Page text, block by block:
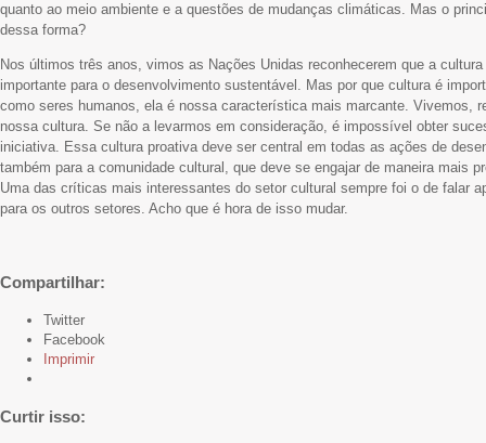
quanto ao meio ambiente e a questões de mudanças climáticas. Mas o
dessa forma?
Nos últimos três anos, vimos as Nações Unidas reconhecerem que a
importante para o desenvolvimento sustentável. Mas por que cultura é
como seres humanos, ela é nossa característica mais marcante. Vivemos,
nossa cultura. Se não a levarmos em consideração, é impossível obter
iniciativa. Essa cultura proativa deve ser central em todas as ações de
também para a comunidade cultural, que deve se engajar de maneira mais
Uma das críticas mais interessantes do setor cultural sempre foi o de falar
para os outros setores. Acho que é hora de isso mudar.
Compartilhar:
Twitter
Facebook
Imprimir
Curtir isso: